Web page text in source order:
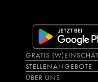
GRATIS
STELLENANGEBOTE
ÜBER UNS